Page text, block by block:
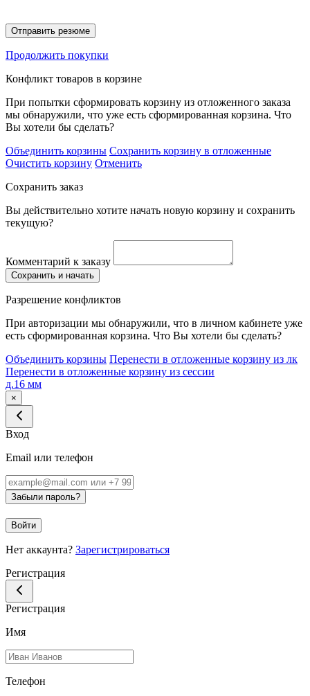
Отправить резюме
Продолжить покупки
Конфликт товаров в корзине
При попытки сформировать корзину из отложенного заказа
мы обнаружили, что уже есть сформированная корзина. Что
Вы хотели бы сделать?
Объединить корзины Сохранить корзину в отложенные
Очистить корзину Отменить
Сохранить заказ
Вы действительно хотите начать новую корзину и сохранить
текущую?
Комментарий к заказу
Сохранить и начать
Разрешение конфликтов
При авторизации мы обнаружили, что в личном кабинете уже
есть сформированная корзина. Что Вы хотели бы сделать?
Объединить корзины Перенести в отложенные корзину из лк
Перенести в отложенные корзину из сессии
д.16 мм
×
Вход
Email или телефон
Забыли пароль?
Войти
Нет аккаунта? Зарегистрироваться
Регистрация
Регистрация
Имя
Телефон